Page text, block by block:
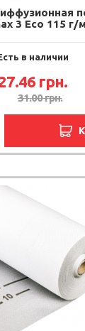
3 Eco 115 г/
в наличии
грн.
31.00грн.